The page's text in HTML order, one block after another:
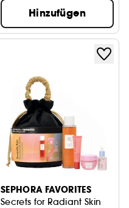
Hinzufügen
SEPHORA FAVORITES
Secrets for Radiant Skin